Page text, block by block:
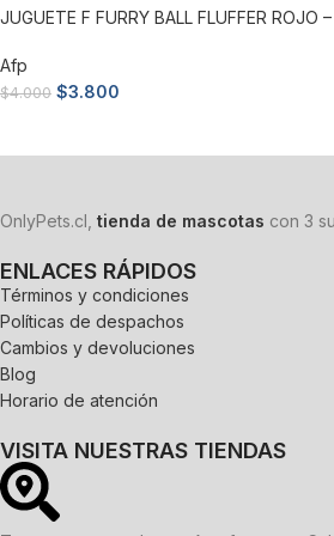
JUGUETE F FURRY BALL FLUFFER ROJO –
Afp
$4.000 $3.800
OnlyPets.cl, tienda de mascotas con 3
ENLACES RÁPIDOS
Términos y condiciones
Políticas de despachos
Cambios y devoluciones
Blog
Horario de atención
VISITA NUESTRAS TIENDAS